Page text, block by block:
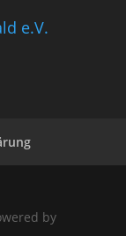
e.V.
by